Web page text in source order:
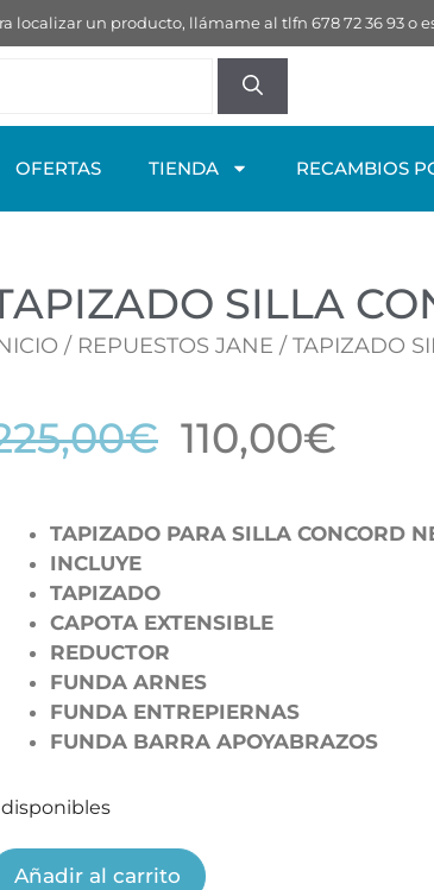
localizar un producto, llámame al tlfn 678 72 36 93 o
OFERTAS TIENDA RECAMBIOS
SILLA
/ REPUESTOS JANE / TAPIZADO
€ 110,00€
TAPIZADO PARA SILLA CONCORD
INCLUYE
TAPIZADO
CAPOTA EXTENSIBLE
REDUCTOR
FUNDA ARNES
FUNDA ENTREPIERNAS
FUNDA BARRA APOYABRAZOS
disponibles
Añadir al carrito